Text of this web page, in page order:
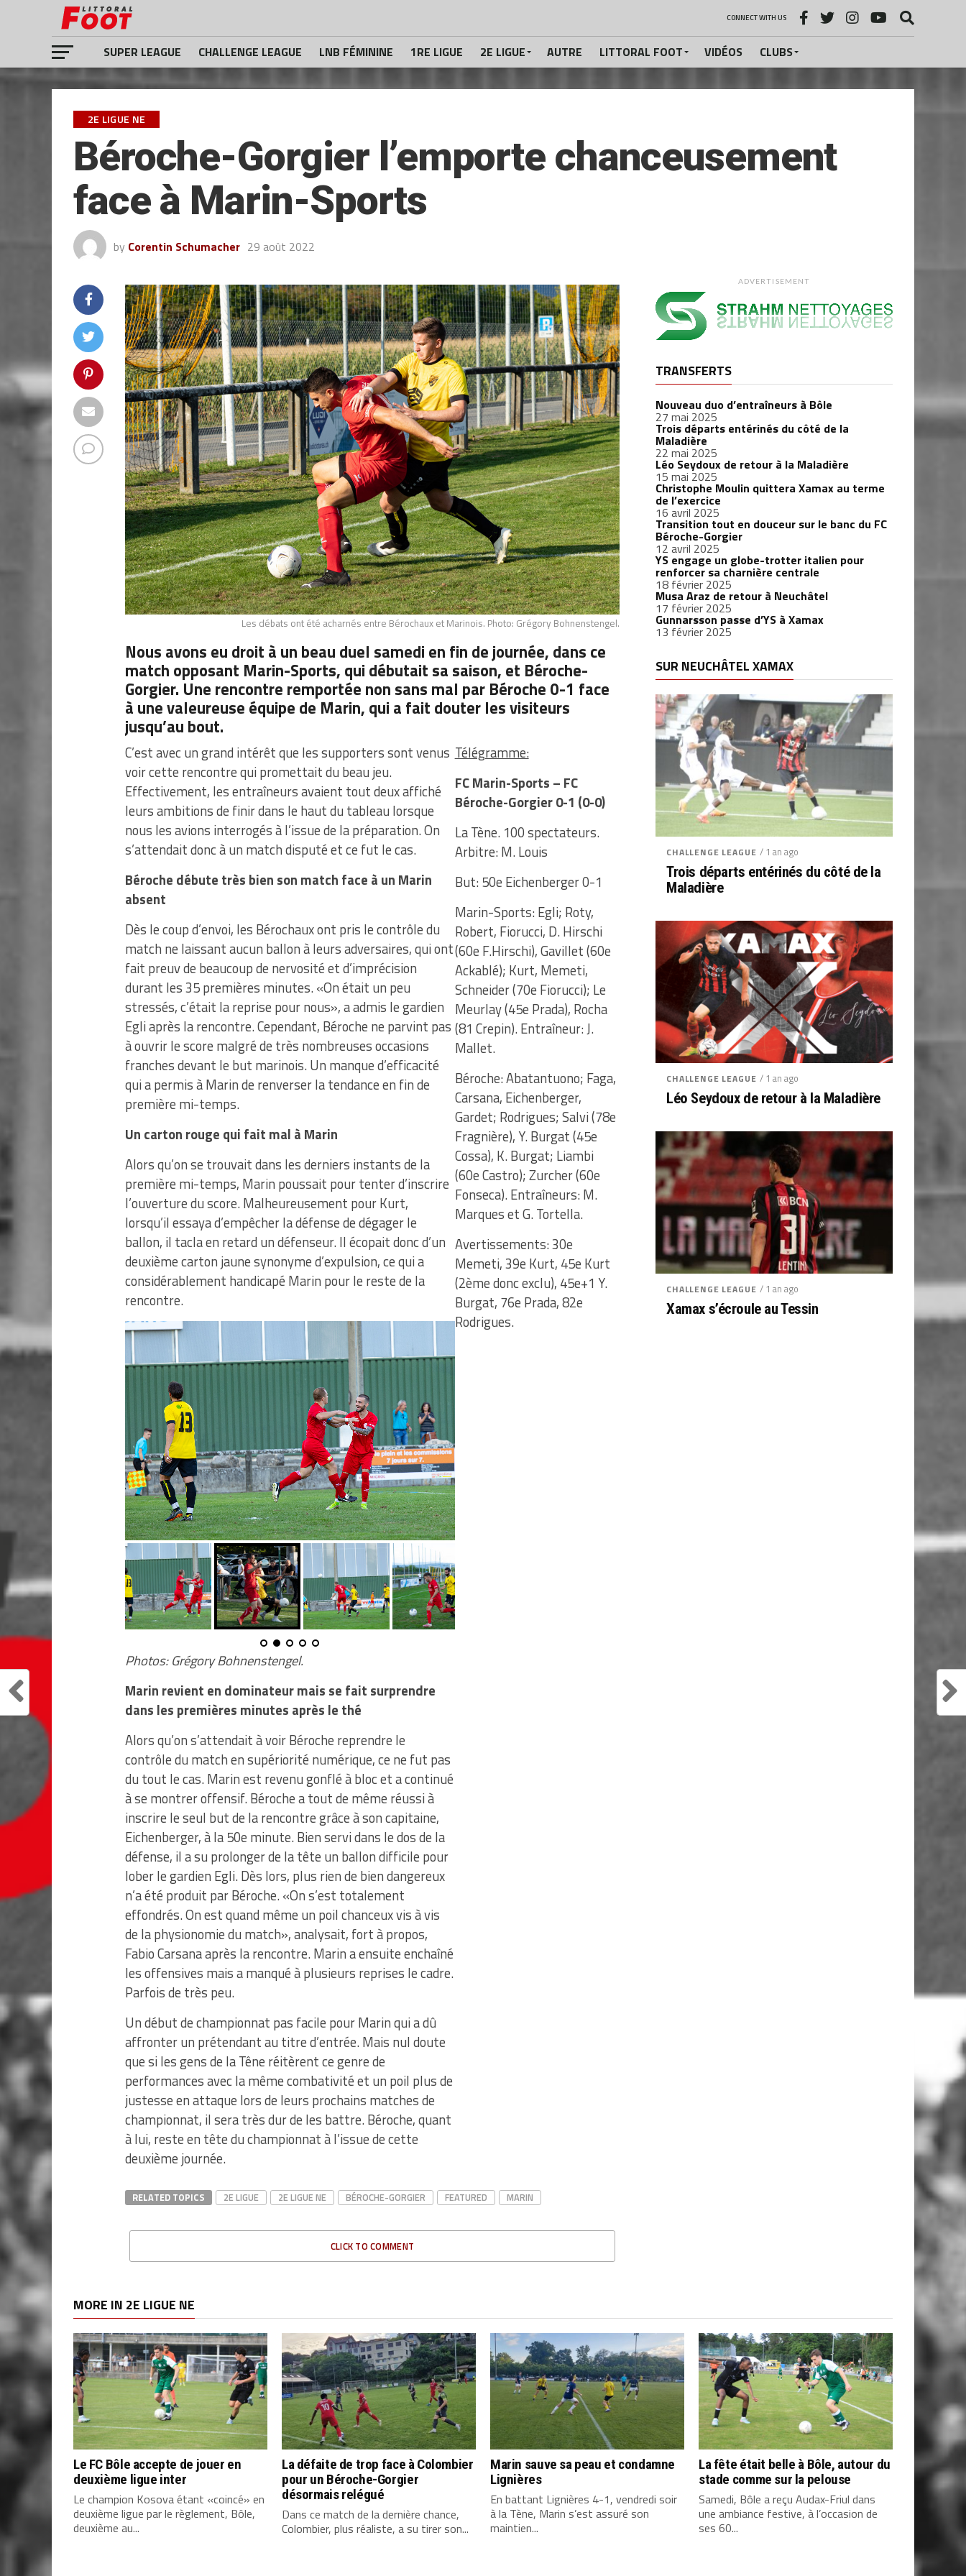
CONNECT WITH US
SUPER LEAGUE CHALLENGE LEAGUE LNB FÉMININE 1RE LIGUE 2E LIGUE AUTRE LITTORAL FOOT VIDÉOS CLUBS
2E LIGUE NE
Béroche-Gorgier l’emporte chanceusement
face à Marin-Sports
by Corentin Schumacher 29 août 2022
Les débats ont été acharnés entre Bérochaux et Marinois. Photo: Grégory Bohnenstengel.
Nous avons eu droit à un beau duel samedi en fin de journée, dans ce
match opposant Marin-Sports, qui débutait sa saison, et Béroche-
Gorgier. Une rencontre remportée non sans mal par Béroche 0-1 face
à une valeureuse équipe de Marin, qui a fait douter les visiteurs
jusqu’au bout.
C’est avec un grand intérêt que les supporters sont venus
voir cette rencontre qui promettait du beau jeu.
Effectivement, les entraîneurs avaient tout deux affiché
leurs ambitions de finir dans le haut du tableau lorsque
nous les avions interrogés à l’issue de la préparation. On
s’attendait donc à un match disputé et ce fut le cas.
Béroche débute très bien son match face à un Marin
absent
Dès le coup d’envoi, les Bérochaux ont pris le contrôle du
match ne laissant aucun ballon à leurs adversaires, qui ont
fait preuv de beaucoup de nervosité et d’imprécision
durant les 35 premières minutes. «On était un peu
stressés, c’était la reprise pour nous», a admis le gardien
Egli après la rencontre. Cependant, Béroche ne parvint pas
à ouvrir le score malgré de très nombreuses occasions
franches devant le but marinois. Un manque d’efficacité
qui a permis à Marin de renverser la tendance en fin de
première mi-temps.
Un carton rouge qui fait mal à Marin
Alors qu’on se trouvait dans les derniers instants de la
première mi-temps, Marin poussait pour tenter d’inscrire
l’ouverture du score. Malheureusement pour Kurt,
lorsqu’il essaya d’empêcher la défense de dégager le
ballon, il tacla en retard un défenseur. Il écopait donc d’un
deuxième carton jaune synonyme d’expulsion, ce qui a
considérablement handicapé Marin pour le reste de la
rencontre.
Photos: Grégory Bohnenstengel.
Marin revient en dominateur mais se fait surprendre
dans les premières minutes après le thé
Alors qu’on s’attendait à voir Béroche reprendre le
contrôle du match en supériorité numérique, ce ne fut pas
du tout le cas. Marin est revenu gonflé à bloc et a continué
à se montrer offensif. Béroche a tout de même réussi à
inscrire le seul but de la rencontre grâce à son capitaine,
Eichenberger, à la 50e minute. Bien servi dans le dos de la
défense, il a su prolonger de la tête un ballon difficile pour
lober le gardien Egli. Dès lors, plus rien de bien dangereux
n’a été produit par Béroche. «On s’est totalement
effondrés. On est quand même un poil chanceux vis à vis
de la physionomie du match», analysait, fort à propos,
Fabio Carsana après la rencontre. Marin a ensuite enchaîné
les offensives mais a manqué à plusieurs reprises le cadre.
Parfois de très peu.
Un début de championnat pas facile pour Marin qui a dû
affronter un prétendant au titre d’entrée. Mais nul doute
que si les gens de la Têne réitèrent ce genre de
performances avec la même combativité et un poil plus de
justesse en attaque lors de leurs prochains matches de
championnat, il sera très dur de les battre. Béroche, quant
à lui, reste en tête du championnat à l’issue de cette
deuxième journée.
Télégramme:
FC Marin-Sports – FC
Béroche-Gorgier 0-1 (0-0)
La Tène. 100 spectateurs.
Arbitre: M. Louis
But: 50e Eichenberger 0-1
Marin-Sports: Egli; Roty,
Robert, Fiorucci, D. Hirschi
(60e F.Hirschi), Gavillet (60e
Ackablé); Kurt, Memeti,
Schneider (70e Fiorucci); Le
Meurlay (45e Prada), Rocha
(81 Crepin). Entraîneur: J.
Mallet.
Béroche: Abatantuono; Faga,
Carsana, Eichenberger,
Gardet; Rodrigues; Salvi (78e
Fragnière), Y. Burgat (45e
Cossa), K. Burgat; Liambi
(60e Castro); Zurcher (60e
Fonseca). Entraîneurs: M.
Marques et G. Tortella.
Avertissements: 30e
Memeti, 39e Kurt, 45e Kurt
(2ème donc exclu), 45e+1 Y.
Burgat, 76e Prada, 82e
Rodrigues.
RELATED TOPICS 2E LIGUE 2E LIGUE NE BÉROCHE-GORGIER FEATURED MARIN
CLICK TO COMMENT
ADVERTISEMENT
TRANSFERTS
Nouveau duo d’entraîneurs à Bôle
27 mai 2025
Trois départs entérinés du côté de la
Maladière
22 mai 2025
Léo Seydoux de retour à la Maladière
15 mai 2025
Christophe Moulin quittera Xamax au terme
de l’exercice
16 avril 2025
Transition tout en douceur sur le banc du FC
Béroche-Gorgier
12 avril 2025
YS engage un globe-trotter italien pour
renforcer sa charnière centrale
18 février 2025
Musa Araz de retour à Neuchâtel
17 février 2025
Gunnarsson passe d’YS à Xamax
13 février 2025
SUR NEUCHÂTEL XAMAX
CHALLENGE LEAGUE / 1 an ago
Trois départs entérinés du côté de la
Maladière
CHALLENGE LEAGUE / 1 an ago
Léo Seydoux de retour à la Maladière
CHALLENGE LEAGUE / 1 an ago
Xamax s’écroule au Tessin
MORE IN 2E LIGUE NE
Le FC Bôle accepte de jouer en
deuxième ligue inter
Le champion Kosova étant «coincé» en
deuxième ligue par le règlement, Bôle,
deuxième au...
La défaite de trop face à Colombier
pour un Béroche-Gorgier
désormais relégué
Dans ce match de la dernière chance,
Colombier, plus réaliste, a su tirer son...
Marin sauve sa peau et condamne
Lignières
En battant Lignières 4-1, vendredi soir
à la Tène, Marin s’est assuré son
maintien...
La fête était belle à Bôle, autour du
stade comme sur la pelouse
Samedi, Bôle a reçu Audax-Friul dans
une ambiance festive, à l’occasion de
ses 60...